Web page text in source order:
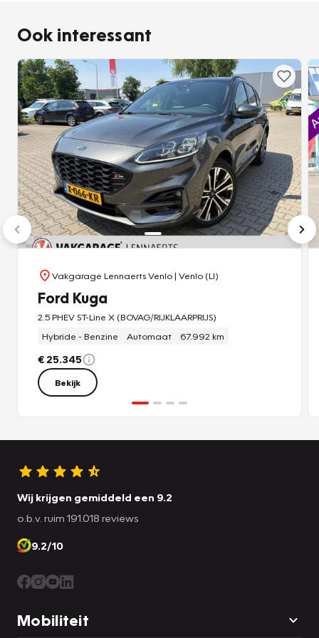
herkent tijdelijke en permanente verkeersborden langs en
permanent of u binnen de lijnen van de rijstrook blijft; dwaalt
u onbedoeld af, dan waarschuwt het systeem en corrigeert
de koers. Het risico van een kop-staartbotsing wordt
aanzienlijk verminderd door de forward collision warning.
Dankzij veiligheidsvoorzieningen als dodehoekdetectie, hill
hold functie, vermoeidheidsherkenning, autonoom
remsysteem en bandenspanningcontrolesysteem, bent u
steeds veilig onderweg. Bel of mail ons nu voor een
afspraak.
Ook interessant
Vakgarage Lennaerts Venlo| Venlo (LI)
Ford Kuga
2.5 PHEV ST-Line X (BOVAG/RIJKLAARPRIJS)
Hybride - Benzine
Automaat 67.992 km
€ 25.345
Bekijk
Wij krijgen gemiddeld een 9.2
o.b.v. ruim 191.018 reviews
9.2/10
Mobiliteit